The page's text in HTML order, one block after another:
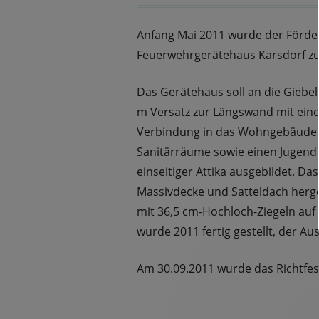
Anfang Mai 2011 wurde der
Feuerwehrgerätehaus Karsdorf
Das Gerätehaus soll an die
m Versatz zur Längswand mit
Verbindung in das
Sanitärräume sowie einen
einseitiger Attika ausgebildet.
Massivdecke und Satteldach
mit 36,5 cm-Hochloch-Ziegeln
wurde 2011 fertig gestellt, der
Am 30.09.2011 wurde das